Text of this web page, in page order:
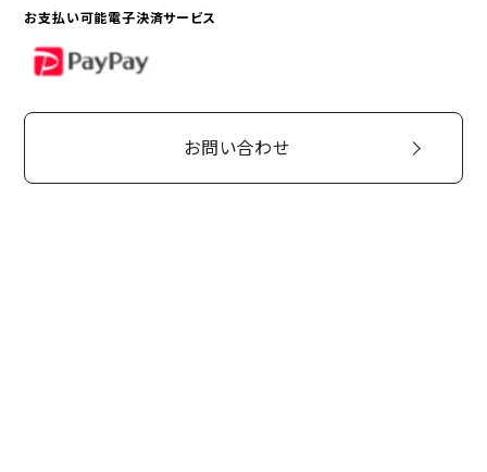
お支払い可能電子決済サービス
PayPay
お問い合わせ